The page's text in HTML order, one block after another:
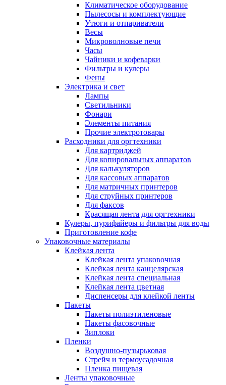
Климатическое оборудование
Пылесосы и комплектующие
Утюги и отпариватели
Весы
Микроволновые печи
Часы
Чайники и кофеварки
Фильтры и кулеры
Фены
Электрика и свет
Лампы
Светильники
Фонари
Элементы питания
Прочие электротовары
Расходники для оргтехники
Для картриджей
Для копировальных аппаратов
Для калькуляторов
Для кассовых аппаратов
Для матричных принтеров
Для струйных принтеров
Для факсов
Красящая лента для оргтехники
Кулеры, пурифайеры и фильтры для воды
Приготовление кофе
Упаковочные материалы
Клейкая лента
Клейкая лента упаковочная
Клейкая лента канцелярская
Клейкая лента специальная
Клейкая лента цветная
Диспенсеры для клейкой ленты
Пакеты
Пакеты полиэтиленовые
Пакеты фасовочные
Зиплоки
Пленки
Воздушно-пузырьковая
Стрейч и термоусадочная
Пленка пищевая
Ленты упаковочные